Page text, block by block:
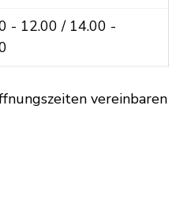
- 12.00 / 14.00 -
vereinbaren